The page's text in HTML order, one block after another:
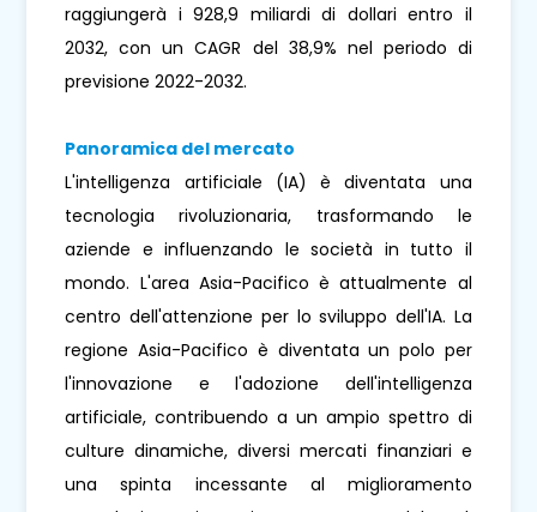
raggiungerà i 928,9 miliardi di dollari entro il
2032, con un CAGR del 38,9% nel periodo di
previsione 2022-2032.
Panoramica del mercato
L'intelligenza artificiale (IA) è diventata una
tecnologia rivoluzionaria, trasformando le
aziende e influenzando le società in tutto il
mondo. L'area Asia-Pacifico è attualmente al
centro dell'attenzione per lo sviluppo dell'IA. La
regione Asia-Pacifico è diventata un polo per
l'innovazione e l'adozione dell'intelligenza
artificiale, contribuendo a un ampio spettro di
culture dinamiche, diversi mercati finanziari e
una spinta incessante al miglioramento